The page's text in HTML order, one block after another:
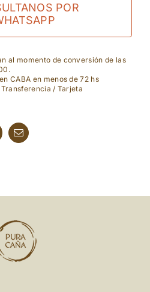
POR
al momento de conversión de las
CABA en menos de 72 hs
/ Tarjeta